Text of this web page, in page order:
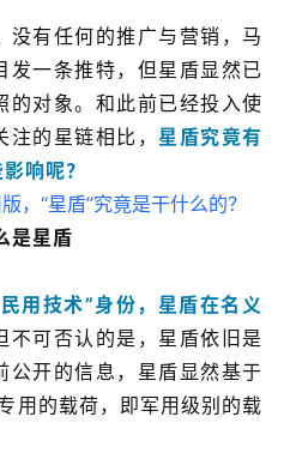
没有任何的推广与营销，马
发一条推特，但星盾显然已
的对象。和此前已经投入使
的星链相比， 星盾究竟有
响呢？
是星盾
用技术”身份，星盾在名义
不可否认的是，星盾依旧是
公开的信息，星盾显然基于
用的载荷，即军用级别的载